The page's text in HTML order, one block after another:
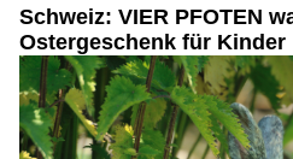
Schweiz: VIER PFOTEN
Ostergeschenk für Kinder